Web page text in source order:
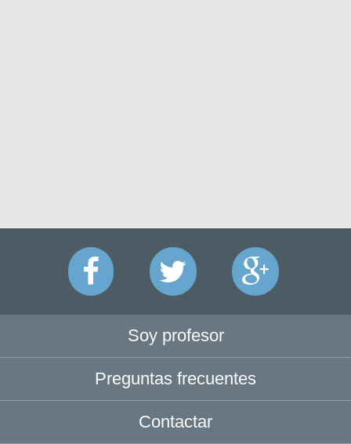
Soy profesor
Preguntas frecuentes
Contactar